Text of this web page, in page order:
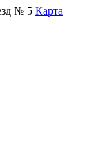
№ 5 Карта